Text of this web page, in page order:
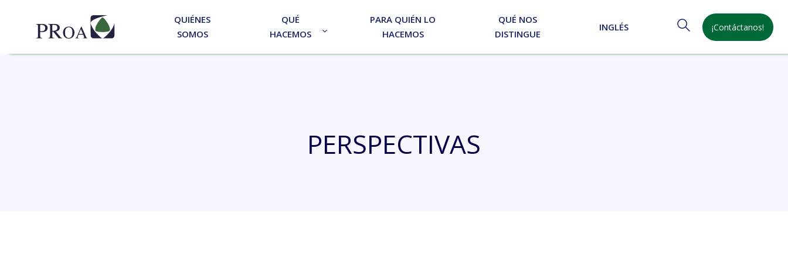
QUIÉNES
SOMOS
QUÉ
HACEMOS
PARA QUIÉN LO
HACEMOS
QUÉ NOS
DISTINGUE
INGLÉS ¡Contáctanos!
PERSPECTIVAS